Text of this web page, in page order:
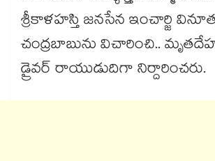
శ్రీకాళహస్తి జనసేన ఇంచార్జి
చంద్రబాబును విచారించి..
డ్రైవర్ రాయుడుదిగా నిర్దారించరు.